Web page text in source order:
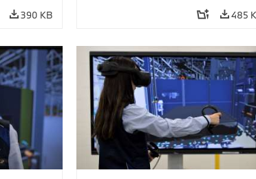
390 KB 485